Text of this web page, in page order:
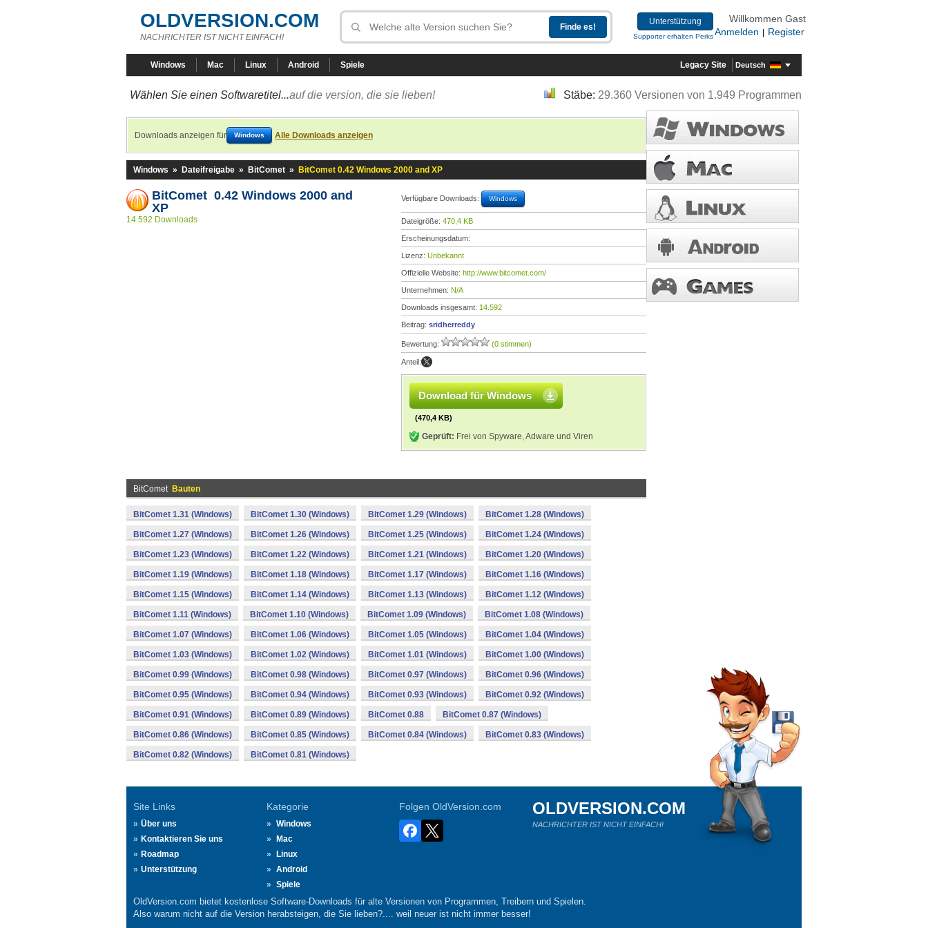
OLDVERSION.COM
NACHRICHTER IST NICHT EINFACH!
Unterstützung
Supporter erhalten Perks
Willkommen Gast
Anmelden
Register
Windows Mac Linux Android Spiele Legacy Site Deutsch
Wählen Sie einen Softwaretitel...auf die version, die sie lieben! Stäbe: 29.360 Versionen von 1.949 Programmen
Downloads anzeigen für Windows Alle Downloads anzeigen
Windows » Dateifreigabe » BitComet » BitComet 0.42 Windows 2000 and XP
BitComet 0.42 Windows 2000 and
XP
14.592 Downloads
Verfügbare Downloads: Windows
Dateigröße: 470,4 KB
Erscheinungsdatum:
Lizenz: Unbekannt
Offizielle Website: http://www.bitcomet.com/
Unternehmen: N/A
Downloads insgesamt: 14.592
Beitrag: sridherreddy
Bewertung: (0 stimmen)
Anteil:
Download für Windows
(470,4 KB)
Geprüft: Frei von Spyware, Adware und Viren
BitComet Bauten
BitComet 1.31 (Windows) BitComet 1.30 (Windows) BitComet 1.29 (Windows) BitComet 1.28 (Windows)
BitComet 1.27 (Windows) BitComet 1.26 (Windows) BitComet 1.25 (Windows) BitComet 1.24 (Windows)
BitComet 1.23 (Windows) BitComet 1.22 (Windows) BitComet 1.21 (Windows) BitComet 1.20 (Windows)
BitComet 1.19 (Windows) BitComet 1.18 (Windows) BitComet 1.17 (Windows) BitComet 1.16 (Windows)
BitComet 1.15 (Windows) BitComet 1.14 (Windows) BitComet 1.13 (Windows) BitComet 1.12 (Windows)
BitComet 1.11 (Windows) BitComet 1.10 (Windows) BitComet 1.09 (Windows) BitComet 1.08 (Windows)
BitComet 1.07 (Windows) BitComet 1.06 (Windows) BitComet 1.05 (Windows) BitComet 1.04 (Windows)
BitComet 1.03 (Windows) BitComet 1.02 (Windows) BitComet 1.01 (Windows) BitComet 1.00 (Windows)
BitComet 0.99 (Windows) BitComet 0.98 (Windows) BitComet 0.97 (Windows) BitComet 0.96 (Windows)
BitComet 0.95 (Windows) BitComet 0.94 (Windows) BitComet 0.93 (Windows) BitComet 0.92 (Windows)
BitComet 0.91 (Windows) BitComet 0.89 (Windows) BitComet 0.88 BitComet 0.87 (Windows)
BitComet 0.86 (Windows) BitComet 0.85 (Windows) BitComet 0.84 (Windows) BitComet 0.83 (Windows)
BitComet 0.82 (Windows) BitComet 0.81 (Windows)
Site Links
Über uns
Kontaktieren Sie uns
Roadmap
Unterstützung
Kategorie
Windows
Mac
Linux
Android
Spiele
Folgen OldVersion.com OLDVERSION.COM
NACHRICHTER IST NICHT EINFACH!
OldVersion.com bietet kostenlose Software-Downloads für alte Versionen von Programmen, Treibern und Spielen.
Also warum nicht auf die Version herabsteigen, die Sie lieben?.... weil neuer ist nicht immer besser!